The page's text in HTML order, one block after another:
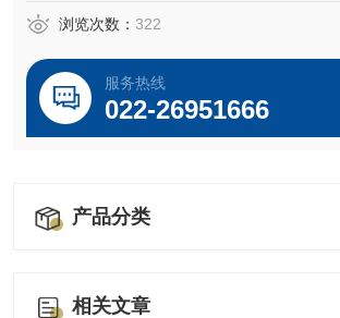
（1）使用电线管时，要充分采取防水对策。
浏览次数： 322
服务热线
022-26951666
产品分类
相关文章